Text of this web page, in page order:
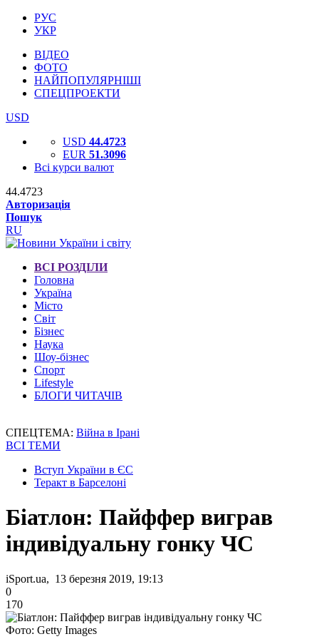
РУС
УКР
ВІДЕО
ФОТО
НАЙПОПУЛЯРНІШІ
СПЕЦПРОЕКТИ
USD
USD 44.4723
EUR 51.3096
Всі курси валют
44.4723
Авторизація
Пошук
RU
ВСІ РОЗДІЛИ
Головна
Україна
Місто
Світ
Бізнес
Наука
Шоу-бізнес
Спорт
Lifestyle
БЛОГИ ЧИТАЧІВ
СПЕЦТЕМА: Війна в Ірані
ВСІ ТЕМИ
Вступ України в ЄС
Теракт в Барселоні
Біатлон: Пайффер виграв
індивідуальну гонку ЧС
iSport.ua, 13 березня 2019, 19:13
0
170
Фото: Getty Images